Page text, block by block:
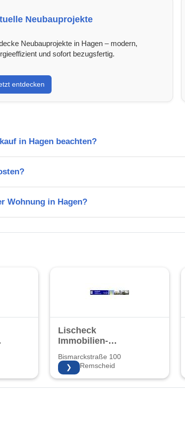
Neubauprojekte
Neubauprojekte in Hagen – modern,
und sofort bezugsfertig.
entdecken
in Hagen beachten?
Wohnung in Hagen?
Lischeck
Immobilien-
GmbH
Bismarckstraße 100
42859 Remscheid
❯